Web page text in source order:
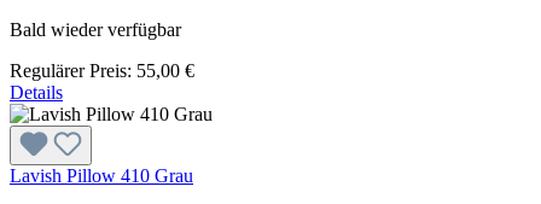
Bald wieder verfügbar
Regulärer Preis: 55,00 €
Details
Lavish Pillow 410 Grau